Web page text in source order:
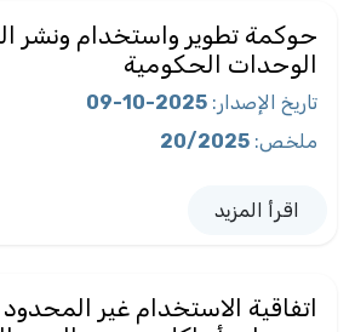
حوكمة تطوير واستخدام ونشر
الوحدات الحكومية
تاريخ الإصدار :
2025-10-09
ملخص:
20/2025
اقرأ المزيد
اتفاقية الاستخدام غير